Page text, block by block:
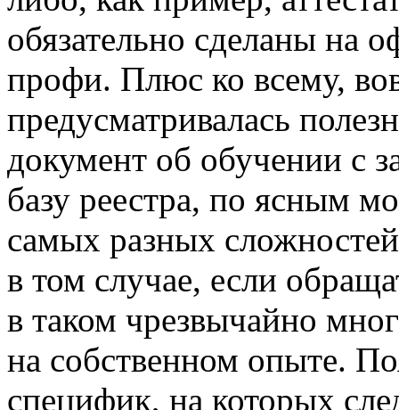
обязательно сделаны
профи. Плюс ко всему,
предусматривалась
документ об обучении с
базу реестра, по ясным
самых разных
в том случае, если
в таком чрезвычайно
на собственном опыте.
специфик, на которых